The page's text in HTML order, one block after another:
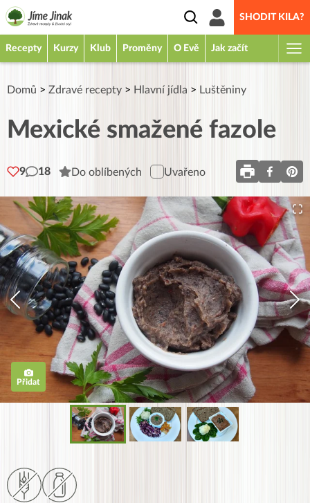
SHODIT KILA?
Recepty Kurzy Klub Proměny O Evě Jak začít
Domů > Zdravé recepty > Hlavní jídla > Luštěniny
Mexické smažené fazole
9 18 Do oblíbených Uvařeno
Přidat